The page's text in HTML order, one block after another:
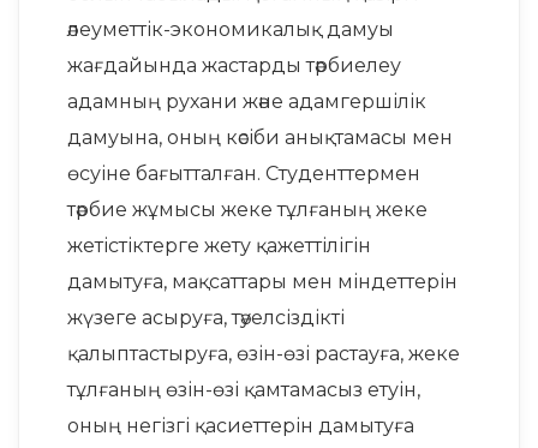
әлеуметтік-экономикалық дамуы
жағдайында жастарды тәрбиелеу
адамның рухани және адамгершілік
дамуына, оның кәсіби анықтамасы мен
өсуіне бағытталған. Студенттермен
тәрбие жұмысы жеке тұлғаның жеке
жетістіктерге жету қажеттілігін
дамытуға, мақсаттары мен міндеттерін
жүзеге асыруға, тәуелсіздікті
қалыптастыруға, өзін-өзі растауға, жеке
тұлғаның өзін-өзі қамтамасыз етуін,
оның негізгі қасиеттерін дамытуға